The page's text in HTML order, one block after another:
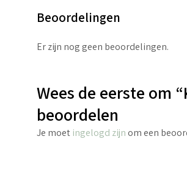
Beoordelingen
Er zijn nog geen beoordelingen.
Wees de eerste om
beoordelen
Je moet ingelogd zijnom een